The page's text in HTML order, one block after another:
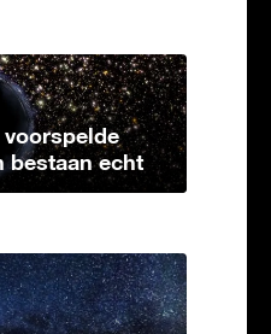
bestaan echt